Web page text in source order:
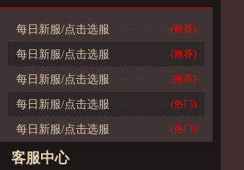
每日新服/点击选服 (推荐)
每日新服/点击选服 (推荐)
每日新服/点击选服 (推荐)
每日新服/点击选服 (热门)
每日新服/点击选服 (热门)
客服中心